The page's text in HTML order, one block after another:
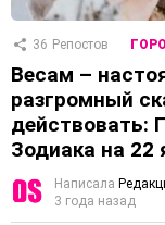
36 Репостов
Весам –
разгромный
действовать:
Зодиака на 22
Написала
3 года назад